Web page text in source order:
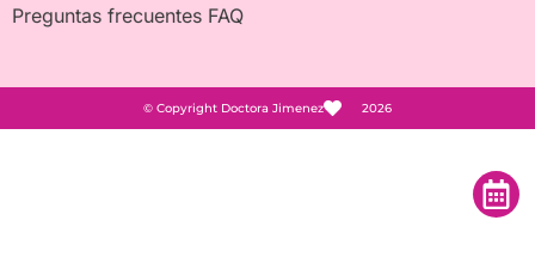
Preguntas frecuentes FAQ
© Copyright Doctora Jimenez 2026